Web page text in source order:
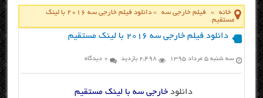
خانه » فیلم خارجی سه »
دانلود فیلم خارجی سه ۲۰۱۶ با لینک
مستقیم
دانلود فیلم خارجی سه ۲۰۱۶ با لینک مستقیم
سه شنبه ۵ مرداد ۱۳۹۵ 2,498 بازدید 0 دیدگاه
دانلودخارجی سه با لینک مستقیم